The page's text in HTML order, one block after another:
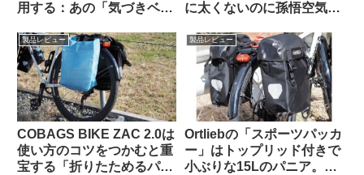
用する：あの「気づきベ
るようにした感じで超便利
に太くないのに孫悟空気分
（ガチ競技用の高級タイ
ヤ）【Tern Crest カスタマ
イズ】
製品レビュー
COBAGS BIKE ZAC 2.0は
使い方のコツをつかむと重
宝する「折りたためるパニ
製品レビュー
Ortliebの「スポーツパッカ
ー」はトップリッド付きで
小ぶりな15Lのパニア。ど